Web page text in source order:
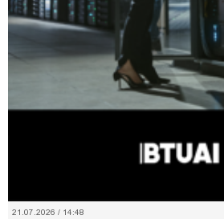
21.07.2026 / 14:48